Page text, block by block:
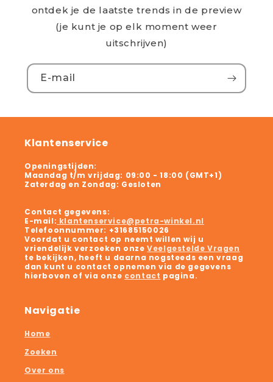
ontdek je de laatste trends in de preview
(je kunt je op elk moment weer
uitschrijven)
E‑mail
Klantenservice
Openingstijden:
Maandag t/m vrijdag: 09:00 - 18:00 (GMT+1)
Zaterdag en Zondag: Gesloten
Contact gegevens:
E-mail: klantenservice@petra-winkel.nl
Telefoonnummer: +31685150026
Voordat u contact op neemt willen wij u
vriendelijk verzoeken onzeVeelgestelde Vragen
te bekijken, heeft u daarna nogsteeds een vraag
dan kunt u contact opnemen via de gegevens
hierboven of via onze contact pagina.
Navigatie
Home
Zoeken
Over ons